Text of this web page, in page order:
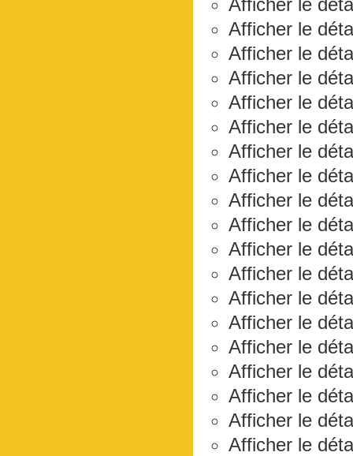
Afficher le
Afficher le
Afficher le
Afficher le
Afficher le
Afficher le
Afficher le
Afficher le
Afficher le
Afficher le
Afficher le
Afficher le
Afficher le
Afficher le
Afficher le
Afficher le
Afficher le
Afficher le
Afficher le